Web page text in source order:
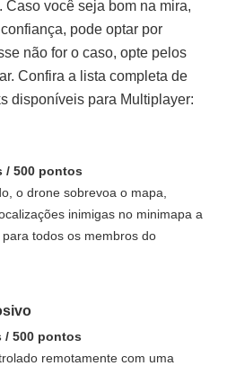
Caso você seja bom na mira,
pode optar por
não for o caso, opte pelos
Confira a lista completa de
disponíveis para Multiplayer:
/ 500 pontos
o drone sobrevoa o mapa,
inimigas no minimapa a
todos os membros do
/ 500 pontos
remotamente com uma